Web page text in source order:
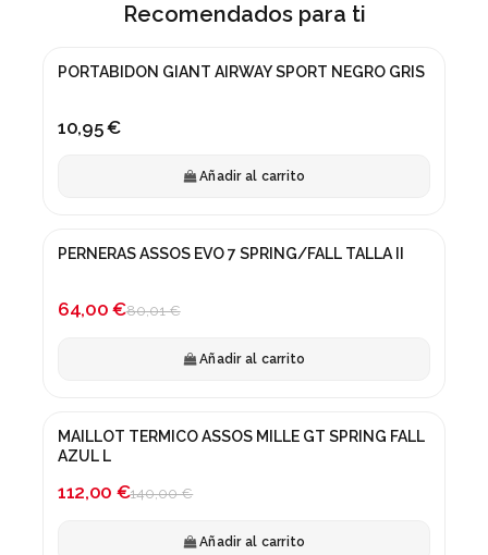
Recomendados para ti
PORTABIDON GIANT AIRWAY SPORT NEGRO GRIS
10,95 €
Añadir al carrito
¡En oferta!
PERNERAS ASSOS EVO 7 SPRING/FALL TALLA II
64,00 €80,01 €
Añadir al carrito
¡En oferta!
MAILLOT TERMICO ASSOS MILLE GT SPRING FALL
AZUL L
112,00 €140,00 €
Añadir al carrito